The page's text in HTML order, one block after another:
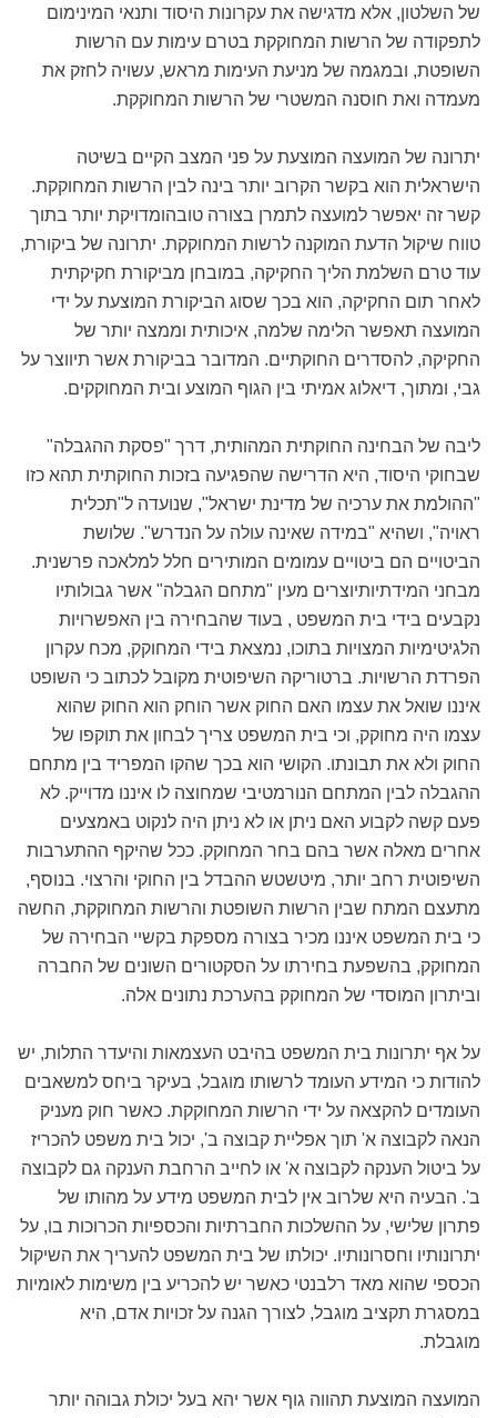
של השלטון, אלא מדגישה את עקרונות היסוד ותנאי המינימום
לתפקודה של הרשות המחוקקת בטרם עימות עם הרשות
השופטת, ובמגמה של מניעת העימות מראש, עשויה לחזק את
מעמדה ואת חוסנה המשטרי של הרשות המחוקקת.
יתרונה של המועצה המוצעת על פני המצב הקיים בשיטה
הישראלית הוא בקשר הקרוב יותר בינה לבין הרשות המחוקקת.
קשר זה יאפשר למועצה לתמרן בצורה טובהומדויקת יותר בתוך
טווח שיקול הדעת המוקנה לרשות המחוקקת. יתרונה של ביקורת,
עוד טרם השלמת הליך החקיקה, במובחן מביקורת חקיקתית
לאחר תום החקיקה, הוא בכך שסוג הביקורת המוצעת על ידי
המועצה תאפשר הלימה שלמה, איכותית וממצה יותר של
החקיקה, להסדרים החוקתיים. המדובר בביקורת אשר תיווצר על
גבי, ומתוך, דיאלוג אמיתי בין הגוף המוצע ובית המחוקקים.
ליבה של הבחינה החוקתית המהותית, דרך "פסקת ההגבלה"
שבחוקי היסוד, היא הדרישה שהפגיעה בזכות החוקתית תהא כזו
"ההולמת את ערכיה של מדינת ישראל", שנועדה ל"תכלית
ראויה", ושהיא "במידה שאינה עולה על הנדרש". שלושת
הביטויים הם ביטויים עמומים המותירים חלל למלאכה פרשנית.
מבחני המידתיותיוצרים מעין "מתחם הגבלה" אשר גבולותיו
נקבעים בידי בית המשפט , בעוד שהבחירה בין האפשרויות
הלגיטימיות המצויות בתוכו, נמצאת בידי המחוקק, מכח עקרון
הפרדת הרשויות. ברטוריקה השיפוטית מקובל לכתוב כי השופט
איננו שואל את עצמו האם החוק אשר הוחק הוא החוק שהוא
עצמו היה מחוקק, וכי בית המשפט צריך לבחון את תוקפו של
החוק ולא את תבונתו. הקושי הוא בכך שהקו המפריד בין מתחם
ההגבלה לבין המתחם הנורמטיבי שמחוצה לו איננו מדוייק. לא
פעם קשה לקבוע האם ניתן או לא ניתן היה לנקוט באמצעים
אחרים מאלה אשר בהם בחר המחוקק. ככל שהיקף ההתערבות
השיפוטית רחב יותר, מיטשטש ההבדל בין החוקי והרצוי. בנוסף,
מתעצם המתח שבין הרשות השופטת והרשות המחוקקת, החשה
כי בית המשפט איננו מכיר בצורה מספקת בקשיי הבחירה של
המחוקק, בהשפעת בחירתו על הסקטורים השונים של החברה
וביתרון המוסדי של המחוקק בהערכת נתונים אלה.
על אף יתרונות בית המשפט בהיבט העצמאות והיעדר התלות, יש
להודות כי המידע העומד לרשותו מוגבל, בעיקר ביחס למשאבים
העומדים להקצאה על ידי הרשות המחוקקת. כאשר חוק מעניק
הנאה לקבוצה א' תוך אפליית קבוצה ב', יכול בית משפט להכריז
על ביטול הענקה לקבוצה א' או לחייב הרחבת הענקה גם לקבוצה
ב'. הבעיה היא שלרוב אין לבית המשפט מידע על מהותו של
פתרון שלישי, על ההשלכות החברתיות והכספיות הכרוכות בו, על
יתרונותיו וחסרונותיו. יכולתו של בית המשפט להעריך את השיקול
הכספי שהוא מאד רלבנטי כאשר יש להכריע בין משימות לאומיות
במסגרת תקציב מוגבל, לצורך הגנה על זכויות אדם, היא
מוגבלת.
המועצה המוצעת תהווה גוף אשר יהא בעל יכולת גבוהה יותר